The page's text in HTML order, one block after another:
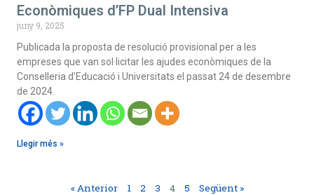
Econòmiques d’FP Dual Intensiva
juny 9, 2025
Publicada la proposta de resolució provisional per a les
empreses que van sol·licitar les ajudes econòmiques de la
Conselleria d’Educació i Universitats el passat 24 de desembre
de 2024.
Llegir més »
« Anterior 1 2 3 4 5 Següent »